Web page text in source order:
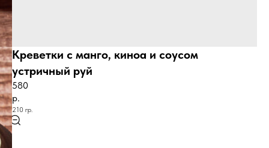
Креветки с манго, киноа и соусом
устричный руй
580
р.
210 гр.